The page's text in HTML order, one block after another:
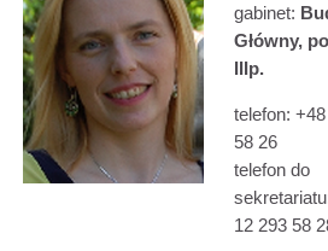
gabinet:
Główny,
IIIp.
telefon:
58 26
telefon do
12 293 58